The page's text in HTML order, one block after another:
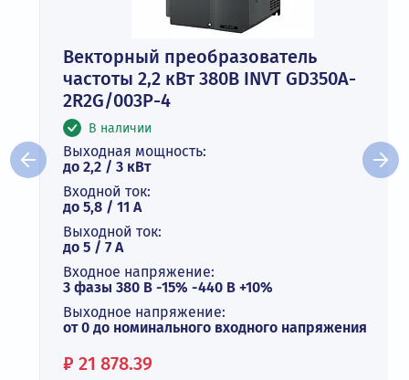
Векторный преобразователь
частоты 2,2 кВт 380В INVT GD350A-
2R2G/003P-4
В наличии
Выходная мощность:
до 2,2 / 3 кВт
Входной ток:
до 5,8 / 11 А
Выходной ток:
до 5 / 7 A
Входное напряжение:
3 фазы 380 В -15% -440 В +10%
Выходное напряжение:
от 0 до номинального входного напряжения
Цена:
₽ 21 878.39